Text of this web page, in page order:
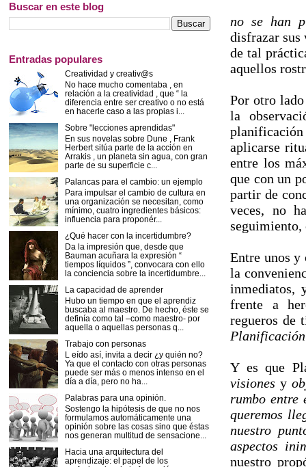
no se han
disfrazar sus
de tal
aquellos
Por otro
la
aplicarse
entre los
que con un
partir de
veces, no
Entre unos y
la
inmediatos,
frente a
regueros de
Planificación
Y es que
visiones y
rumbo entre
queremos
nuestro
aspectos
nuestro
Buscar en este blog
Entradas populares
Creatividad y creativ@s
No hace mucho comentaba , en
relación a la creatividad , que “ la
diferencia entre ser creativo o no está
en hacerle caso a las propias i...
Sobre "lecciones aprendidas"
En sus novelas sobre Dune , Frank
Herbert sitúa parte de la acción en
Arrakis , un planeta sin agua, con gran
parte de su superficie c...
Palancas para el cambio: un ejemplo
Para impulsar el cambio de cultura en
una organización se necesitan, como
mínimo, cuatro ingredientes básicos:
influencia para proponér...
¿Qué hacer con la incertidumbre?
Da la impresión que, desde que
Bauman acuñara la expresión “
tiempos líquidos ”, convocara con ello
la conciencia sobre la incertidumbre...
La capacidad de aprender
Hubo un tiempo en que el aprendiz
buscaba al maestro. De hecho, éste se
definía como tal –como maestro- por
aquella o aquellas personas q...
Trabajo con personas
L eído así, invita a decir ¿y quién no?
Ya que el contacto con otras personas
puede ser más o menos intenso en el
día a día, pero no ha...
Palabras para una opinión.
Sostengo la hipótesis de que no nos
formulamos automáticamente una
opinión sobre las cosas sino que éstas
nos generan multitud de sensacione...
Hacia una arquitectura del
aprendizaje: el papel de los